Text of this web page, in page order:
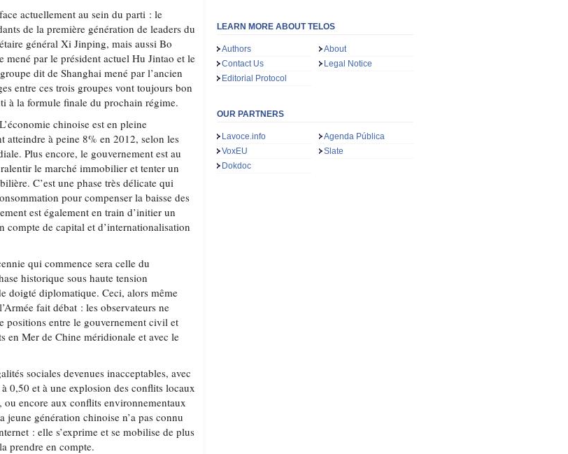
actuellement au sein du parti : le
de la première génération de leaders du
général Xi Jinping, mais aussi Bo
par le président actuel Hu Jintao et le
dit de Shanghai mené par l’ancien
entre ces trois groupes vont toujours bon
à la formule finale du prochain régime.
chinoise est en pleine
atteindre à peine 8% en 2012, selon les
Plus encore, le gouvernement est au
le marché immobilier et tenter un
C’est une phase très délicate qui
pour compenser la baisse des
est également en train d’initier un
compte de capital et d’internationalisation
qui commence sera celle du
historique sous haute tension
doigté diplomatique. Ceci, alors même
fait débat : les observateurs ne
positions entre le gouvernement civil et
en Mer de Chine méridionale et avec le
sociales devenues inacceptables, avec
0,50 et à une explosion des conflits locaux
encore aux conflits environnementaux
génération chinoise n’a pas connu
: elle s’exprime et se mobilise de plus
prendre en compte.
LEARN MORE ABOUT TELOS
Authors
About
Contact Us
Legal Notice
Editorial Protocol
OUR PARTNERS
Lavoce.info
Agenda Pública
VoxEU
Slate
Dokdoc